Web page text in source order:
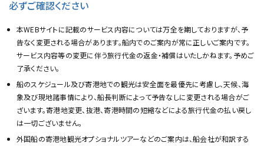
必ずご確認ください
本WEBサイトに記載のサービス内容については万全を期しておりますが、予
告なく変更される場合があります。船内でのご案内が常に正しいご案内です。
サービス内容等の変更に伴う旅行代金の返金・補償はいたしかねます。予めご
了承ください。
船のスケジュール及び寄港地での観光は安全面を最優先に考慮し、天候、海
象及び現地諸事情により、船長判断によって予告なしに変更される場合がご
ざいます。寄港地変更、抜港、寄港時間の短縮などによる旅行代金の払い戻し
は一切ございません。
外国船の寄港地観光オプショナルツアーなどのご案内は、船会社が和訳する